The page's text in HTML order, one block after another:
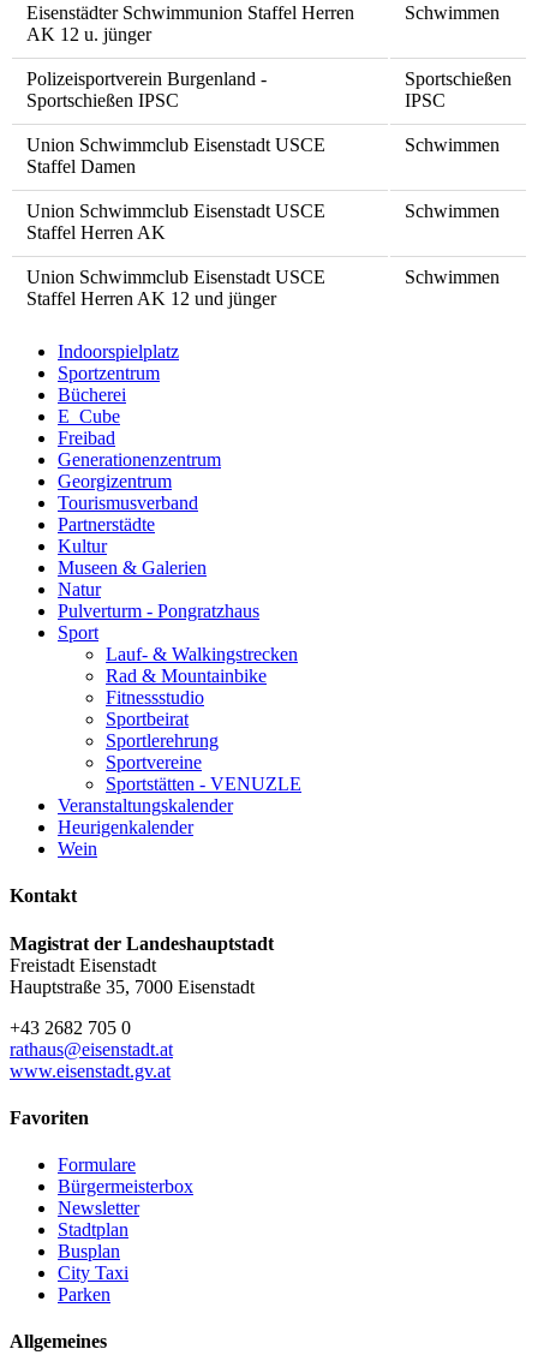
Eisenstädter Schwimmunion Staffel Herren
AK 12 u. jünger
Schwimmen
Polizeisportverein Burgenland -
Sportschießen IPSC
Sportschießen
IPSC
Union Schwimmclub Eisenstadt USCE
Staffel Damen
Schwimmen
Union Schwimmclub Eisenstadt USCE
Staffel Herren AK
Schwimmen
Union Schwimmclub Eisenstadt USCE
Staffel Herren AK 12 und jünger
Schwimmen
Indoorspielplatz
Sportzentrum
Bücherei
E_Cube
Freibad
Generationenzentrum
Georgizentrum
Tourismusverband
Partnerstädte
Kultur
Museen & Galerien
Natur
Pulverturm - Pongratzhaus
Sport
Lauf- & Walkingstrecken
Rad & Mountainbike
Fitnessstudio
Sportbeirat
Sportlerehrung
Sportvereine
Sportstätten - VENUZLE
Veranstaltungskalender
Heurigenkalender
Wein
Kontakt
Magistrat der Landeshauptstadt
Freistadt Eisenstadt
Hauptstraße 35, 7000 Eisenstadt
+43 2682 705 0
rathaus@eisenstadt.at
www.eisenstadt.gv.at
Favoriten
Formulare
Bürgermeisterbox
Newsletter
Stadtplan
Busplan
City Taxi
Parken
Allgemeines